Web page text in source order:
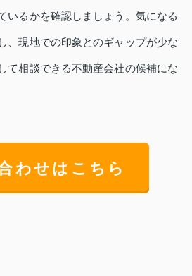
いるかを確認しましょう。気になる
、現地での印象とのギャップが少な
て相談できる不動産会社の候補にな
わせはこちら